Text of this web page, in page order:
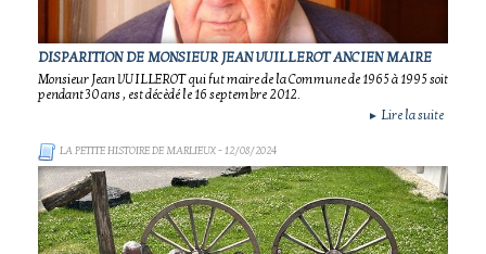
DISPARITION DE MONSIEUR JEAN VUILLEROT ANCIEN MAIRE
Monsieur Jean VUILLEROT qui fut maire de la Commune de 1965 à 1995 soit
pendant 30 ans , est décèdé le 16 septembre 2012.
► Lire la suite
LA PETITE HISTOIRE DE MARLIEUX- 12/08/2024